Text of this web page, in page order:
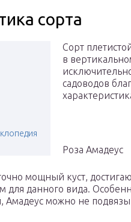
сорта
Сорт
в
садоводов
Роза Амадеус
мощный куст,
для данного вида.
Амадеус можно не